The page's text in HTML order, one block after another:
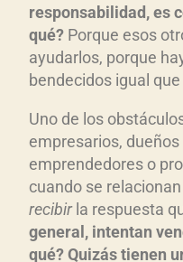
responsabilidad, es
qué? Porque esos
ayudarlos, porque
bendecidos igual que
Uno de los
empresarios,
emprendedores o
cuando se
recibirla respuesta
general, intentan
qué? Quizás tienen